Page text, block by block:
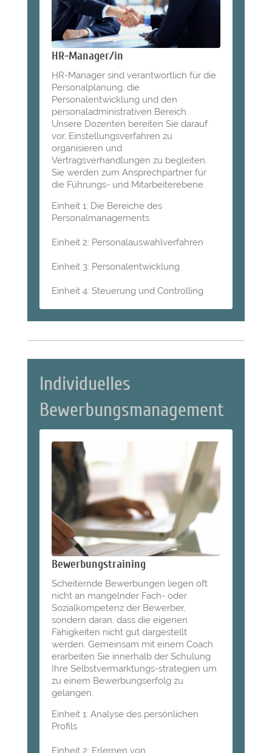
HR-Manager/in
HR-Manager sind verantwortlich für die
Personalplanung, die
Personalentwicklung und den
personaladministrativen Bereich.
Unsere Dozenten bereiten Sie darauf
vor, Einstellungsverfahren zu
organisieren und
Vertragsverhandlungen zu begleiten.
Sie werden zum Ansprechpartner für
die Führungs- und Mitarbeiterebene.
Einheit 1: Die Bereiche des
Personalmanagements
Einheit 2: Personalauswahlverfahren
Einheit 3: Personalentwicklung
Einheit 4: Steuerung und Controlling
Individuelles
Bewerbungsmanagement
Bewerbungstraining
Scheiternde Bewerbungen liegen oft
nicht an mangelnder Fach- oder
Sozialkompetenz der Bewerber,
sondern daran, dass die eigenen
Fähigkeiten nicht gut dargestellt
werden. Gemeinsam mit einem Coach
erarbeiten Sie innerhalb der Schulung
Ihre Selbstvermarktungs-strategien um
zu einem Bewerbungserfolg zu
gelangen.
Einheit 1: Analyse des persönlichen
Profils